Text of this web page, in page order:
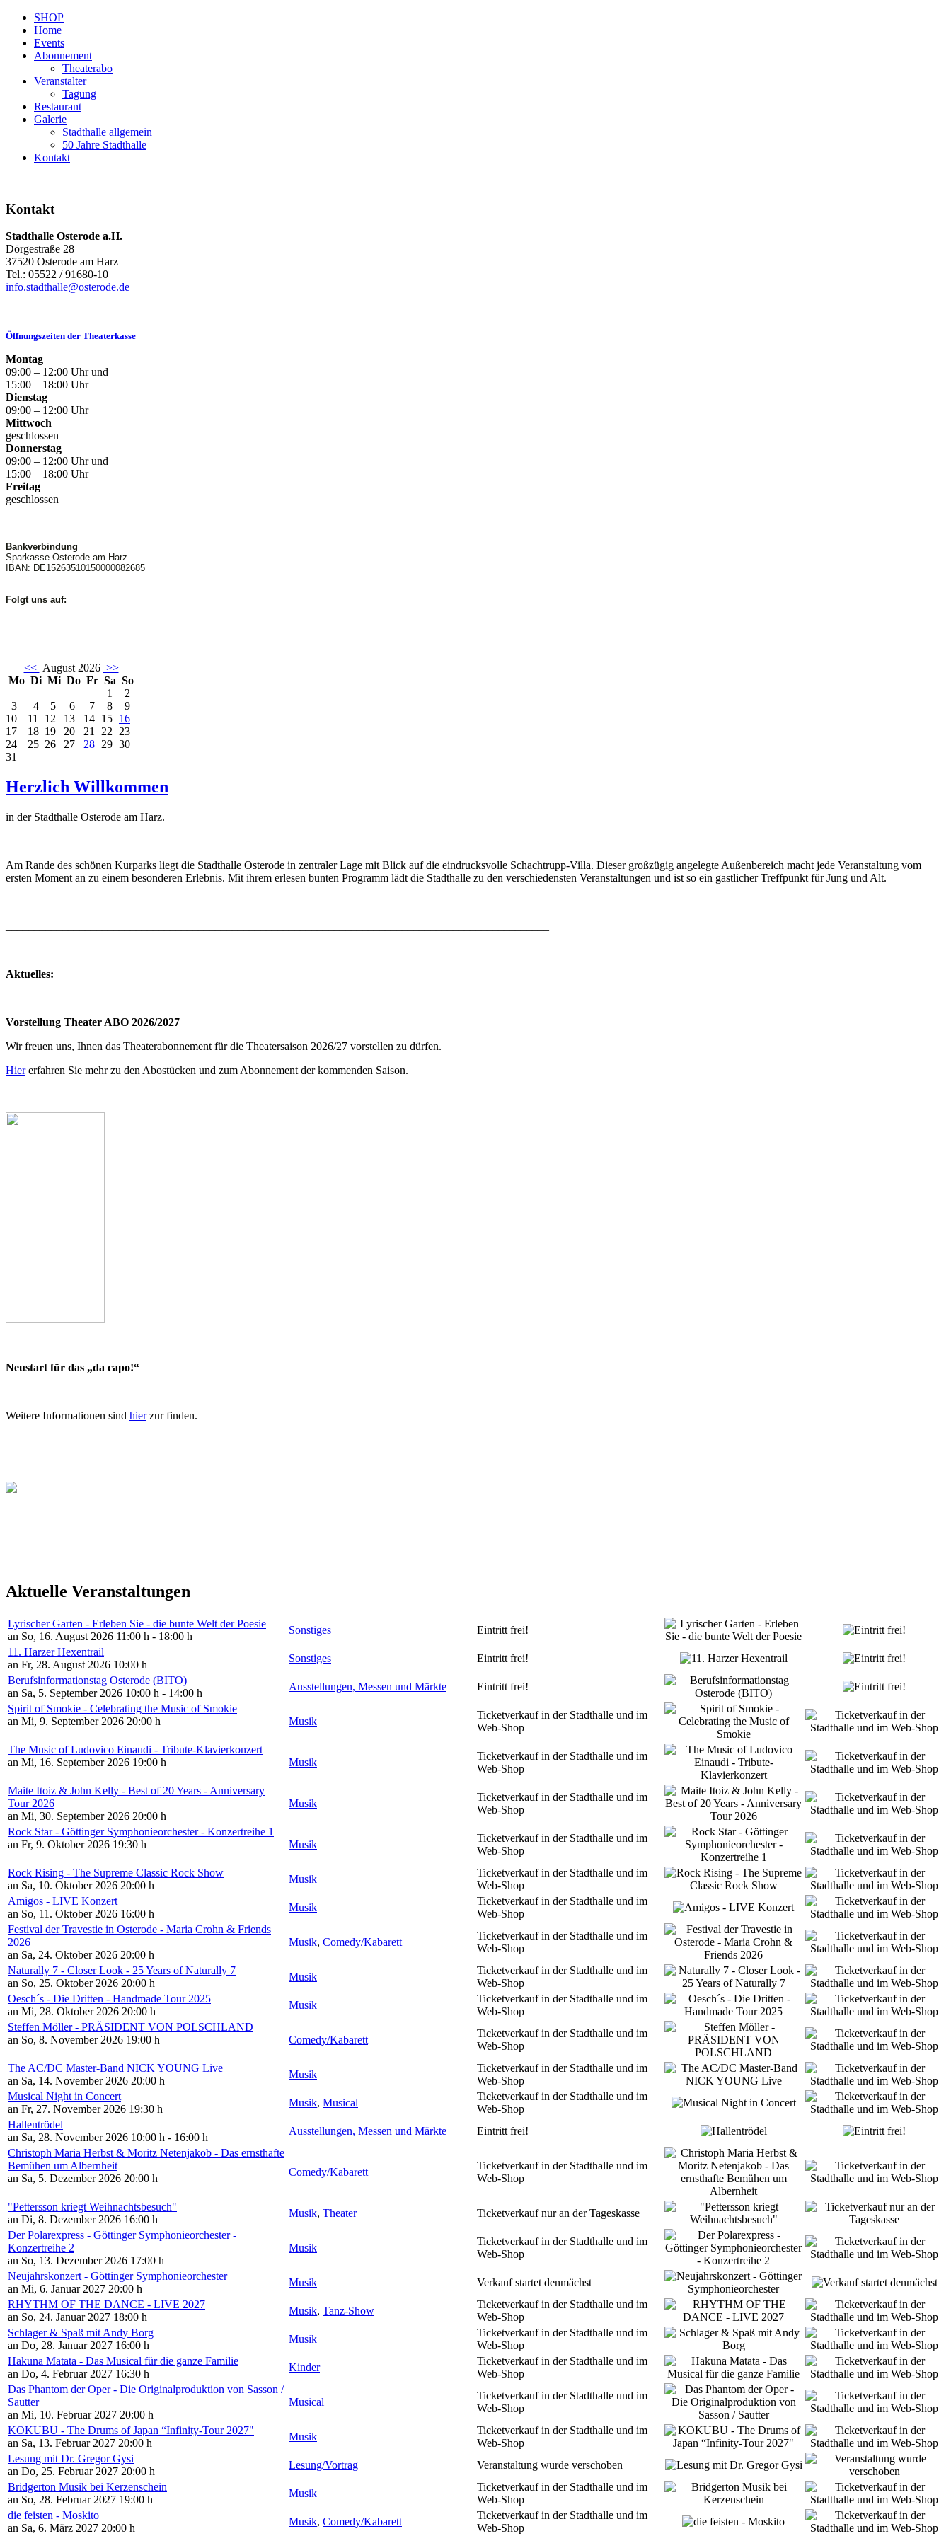
SHOP
Home
Events
Abonnement
Theaterabo
Veranstalter
Tagung
Restaurant
Galerie
Stadthalle allgemein
50 Jahre Stadthalle
Kontakt
Kontakt
Stadthalle Osterode a.H.
Dörgestraße 28
37520 Osterode am Harz
Tel.: 05522 / 91680-10
info.stadthalle@osterode.de
Öffnungszeiten der Theaterkasse
Montag
09:00 – 12:00 Uhr und
15:00 – 18:00 Uhr
Dienstag
09:00 – 12:00 Uhr
Mittwoch
geschlossen
Donnerstag
09:00 – 12:00 Uhr und
15:00 – 18:00 Uhr
Freitag
geschlossen
Bankverbindung
Sparkasse Osterode am Harz
IBAN: DE15263510150000082685
Folgt uns auf:
<< August 2026 >>
Mo Di Mi Do Fr Sa So
1
2
3
4 5 6 7 8
9
10
11 12 13 14 15 16
17
18 19 20 21 22 23
24
25 26 27 28 29 30
31
Herzlich Willkommen
in der Stadthalle Osterode am Harz.
Am Rande des schönen Kurparks liegt die Stadthalle Osterode in zentraler Lage mit Blick auf die eindrucksvolle Schachtrupp-Villa. Dieser großzügig angelegte Außenbereich macht jede Veranstaltung vom
ersten Moment an zu einem besonderen Erlebnis. Mit ihrem erlesen bunten Programm lädt die Stadthalle zu den verschiedensten Veranstaltungen und ist so ein gastlicher Treffpunkt für Jung und Alt.
Aktuelles:
Vorstellung Theater ABO 2026/2027
Wir freuen uns, Ihnen das Theaterabonnement für die Theatersaison 2026/27 vorstellen zu dürfen.
Hiererfahren Sie mehr zu den Abostücken und zum Abonnement der kommenden Saison.
Neustart für das „da capo!“
Weitere Informationen sind hierzur finden.
Aktuelle Veranstaltungen
Lyrischer Garten - Erleben Sie - die bunte Welt der Poesie
an So, 16. August 2026 11:00 h - 18:00 h
Sonstiges
Eintritt frei!
11. Harzer Hexentrail
an Fr, 28. August 2026 10:00 h
Sonstiges
Eintritt frei!
Berufsinformationstag Osterode (BITO)
an Sa, 5. September 2026 10:00 h - 14:00 h
Ausstellungen, Messen und Märkte
Eintritt frei!
Spirit of Smokie - Celebrating the Music of Smokie
an Mi, 9. September 2026 20:00 h Musik
Ticketverkauf in der Stadthalle und im
Web-Shop
The Music of Ludovico Einaudi - Tribute-Klavierkonzert
an Mi, 16. September 2026 19:00 h Musik
Ticketverkauf in der Stadthalle und im
Web-Shop
Maite Itoiz & John Kelly - Best of 20 Years - Anniversary
Tour 2026
an Mi, 30. September 2026 20:00 h
Musik
Ticketverkauf in der Stadthalle und im
Web-Shop
Rock Star - Göttinger Symphonieorchester - Konzertreihe 1
an Fr, 9. Oktober 2026 19:30 h Musik
Ticketverkauf in der Stadthalle und im
Web-Shop
Rock Rising - The Supreme Classic Rock Show
an Sa, 10. Oktober 2026 20:00 h
Musik
Ticketverkauf in der Stadthalle und im
Web-Shop
Amigos - LIVE Konzert
an So, 11. Oktober 2026 16:00 h
Musik
Ticketverkauf in der Stadthalle und im
Web-Shop
Festival der Travestie in Osterode - Maria Crohn & Friends
2026
an Sa, 24. Oktober 2026 20:00 h
Musik, Comedy/Kabarett
Ticketverkauf in der Stadthalle und im
Web-Shop
Naturally 7 - Closer Look - 25 Years of Naturally 7
an So, 25. Oktober 2026 20:00 h
Musik
Ticketverkauf in der Stadthalle und im
Web-Shop
Oesch´s - Die Dritten - Handmade Tour 2025
an Mi, 28. Oktober 2026 20:00 h
Musik
Ticketverkauf in der Stadthalle und im
Web-Shop
Steffen Möller - PRÄSIDENT VON POLSCHLAND
an So, 8. November 2026 19:00 h Comedy/Kabarett
Ticketverkauf in der Stadthalle und im
Web-Shop
The AC/DC Master-Band NICK YOUNG Live
an Sa, 14. November 2026 20:00 h
Musik
Ticketverkauf in der Stadthalle und im
Web-Shop
Musical Night in Concert
an Fr, 27. November 2026 19:30 h
Musik, Musical
Ticketverkauf in der Stadthalle und im
Web-Shop
Hallentrödel
an Sa, 28. November 2026 10:00 h - 16:00 h
Ausstellungen, Messen und Märkte
Eintritt frei!
Christoph Maria Herbst & Moritz Netenjakob - Das ernsthafte
Bemühen um Albernheit
an Sa, 5. Dezember 2026 20:00 h
Comedy/Kabarett
Ticketverkauf in der Stadthalle und im
Web-Shop
"Pettersson kriegt Weihnachtsbesuch"
an Di, 8. Dezember 2026 16:00 h
Musik, Theater
Ticketverkauf nur an der Tageskasse
Der Polarexpress - Göttinger Symphonieorchester -
Konzertreihe 2
an So, 13. Dezember 2026 17:00 h
Musik
Ticketverkauf in der Stadthalle und im
Web-Shop
Neujahrskonzert - Göttinger Symphonieorchester
an Mi, 6. Januar 2027 20:00 h
Musik
Verkauf startet denmächst
RHYTHM OF THE DANCE - LIVE 2027
an So, 24. Januar 2027 18:00 h
Musik, Tanz-Show
Ticketverkauf in der Stadthalle und im
Web-Shop
Schlager & Spaß mit Andy Borg
an Do, 28. Januar 2027 16:00 h
Musik
Ticketverkauf in der Stadthalle und im
Web-Shop
Hakuna Matata - Das Musical für die ganze Familie
an Do, 4. Februar 2027 16:30 h
Kinder
Ticketverkauf in der Stadthalle und im
Web-Shop
Das Phantom der Oper - Die Originalproduktion von Sasson /
Sautter
an Mi, 10. Februar 2027 20:00 h
Musical
Ticketverkauf in der Stadthalle und im
Web-Shop
KOKUBU - The Drums of Japan “Infinity-Tour 2027"
an Sa, 13. Februar 2027 20:00 h
Musik
Ticketverkauf in der Stadthalle und im
Web-Shop
Lesung mit Dr. Gregor Gysi
an Do, 25. Februar 2027 20:00 h
Lesung/Vortrag
Veranstaltung wurde verschoben
Bridgerton Musik bei Kerzenschein
an So, 28. Februar 2027 19:00 h
Musik
Ticketverkauf in der Stadthalle und im
Web-Shop
die feisten - Moskito
an Sa, 6. März 2027 20:00 h
Musik, Comedy/Kabarett
Ticketverkauf in der Stadthalle und im
Web-Shop